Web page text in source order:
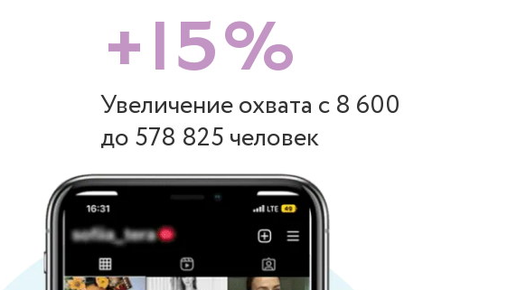
+15%
Увеличение охвата с 8 600
до 578 825 человек